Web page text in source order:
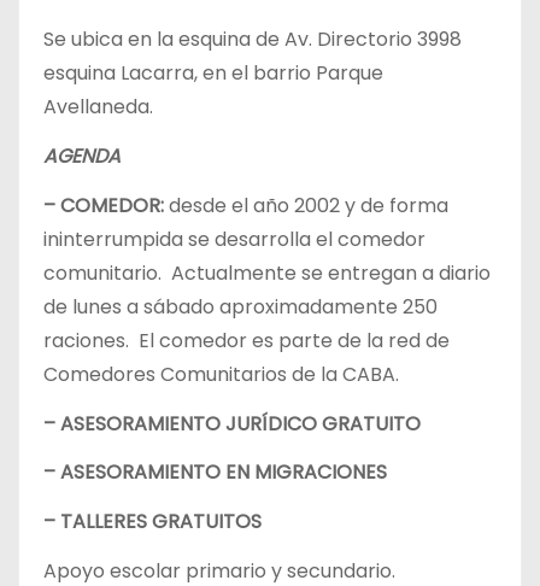
Se ubica en la esquina de Av. Directorio 3998
esquina Lacarra, en el barrio Parque
Avellaneda.
AGENDA
– COMEDOR:desde el año 2002 y de forma
ininterrumpida se desarrolla el comedor
comunitario. Actualmente se entregan a diario
de lunes a sábado aproximadamente 250
raciones. El comedor es parte de la red de
Comedores Comunitarios de la CABA.
– ASESORAMIENTO JURÍDICO GRATUITO
– ASESORAMIENTO EN MIGRACIONES
– TALLERES GRATUITOS
Apoyo escolar primario y secundario.